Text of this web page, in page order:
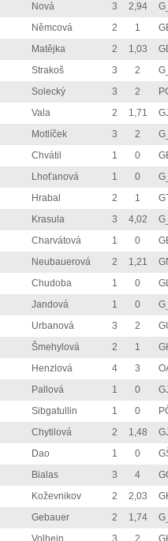
Nová 3 2,94
Němcová 2 1
Matějka 2 1,03
Strakoš 3 2
Solecký 3 2
Vala 2 1,71
Motlíček 3 2
Chvátil 1 0
Lhoťanová 1 0
Hrabal 2 1
Krasula 3 4,02
Charvátová 1 0
Neubauerová 2 1,21
Chudoba 1 0
Jandová 1 0
Urbanová 3 2
Šmehylová 2 1
Henzlová 4 3
Pallová 1 0
Sibgatullin 1 0
Chytilová 2 1,48
Dao 1 0
Bialas 3 4
Koževnikov 2 2,03
Gebauer 2 1,74
Volhejn 3 2